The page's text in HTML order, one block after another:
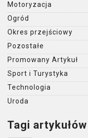
Motoryzacja
Ogród
Okres przejściowy
Pozostałe
Promowany Artykuł
Sport i Turystyka
Technologia
Uroda
Tagi artykułów